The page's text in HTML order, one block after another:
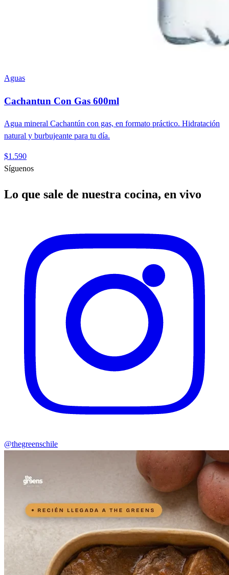
Aguas
Cachantun Con Gas 600ml
Agua mineral Cachantún con gas, en formato práctico. Hidratación
natural y burbujeante para tu día.
$1.590
Síguenos
Lo que sale de nuestra cocina, en vivo
@thegreenschile